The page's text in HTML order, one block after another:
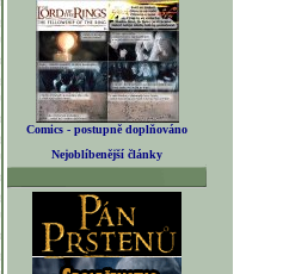
Comics - postupně doplňováno
Nejoblíbenější články